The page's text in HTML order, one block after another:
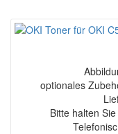
optionales
Bitte halten